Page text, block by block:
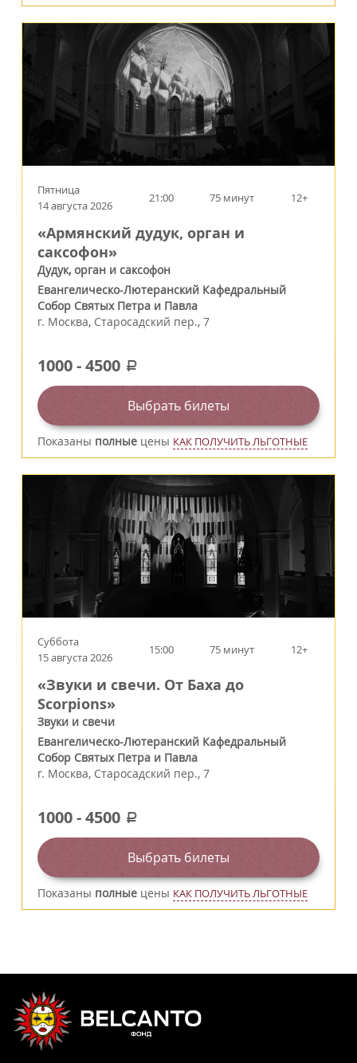
Пятница
14 августа 2026
21:00 75 минут 12+
«Армянский дудук, орган и
саксофон»
Дудук, орган и саксофон
Евангелическо-Лютеранский Кафедральный
Собор Святых Петра и Павла
г. Москва, Старосадский пер., 7
1000-4500 a
Выбрать билеты
Показаны полные цены КАК ПОЛУЧИТЬ ЛЬГОТНЫЕ
Суббота
15 августа 2026
15:00 75 минут 12+
«Звуки и свечи. От Баха до
Scorpions»
Звуки и свечи
Евангелическо-Лютеранский Кафедральный
Собор Святых Петра и Павла
г. Москва, Старосадский пер., 7
1000-4500 a
Выбрать билеты
Показаны полные цены КАК ПОЛУЧИТЬ ЛЬГОТНЫЕ